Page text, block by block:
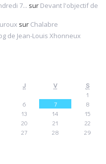
7... sur Devant l'objectif de
sur Chalabre
de Jean-Louis Xhonneux
J V
S
1
6 7
8
13 14
15
20 21
22
27 28
29